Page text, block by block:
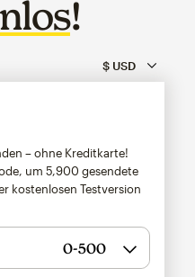
!
– ohne Kreditkarte!
um 5,900 gesendete
kostenlosen Testversion